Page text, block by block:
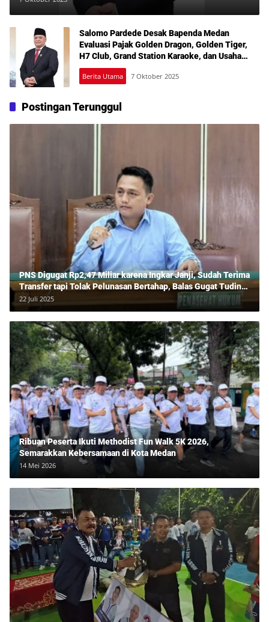
Salomo Pardede Desak Bapenda Medan
Evaluasi Pajak Golden Dragon, Golden Tiger,
H7 Club, Grand Station Karaoke, dan Usaha
Hiburan Lainnya
Berita Utama 7 Oktober 2025
Postingan Terunggul
PNS Digugat Rp2,47 Miliar karena Ingkar Janji, Sudah Terima
Transfer tapi Tolak Pelunasan Bertahap, Balas Gugat Tuding
Lawan Tipu Rp850 Juta
22 Juli 2025
Ribuan Peserta Ikuti Methodist Fun Walk 5K 2026,
Semarakkan Kebersamaan di Kota Medan
14 Mei 2026